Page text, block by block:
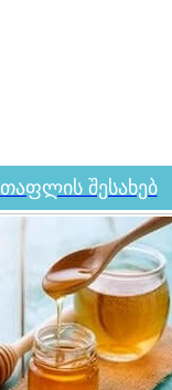
თაფლის შესახებ